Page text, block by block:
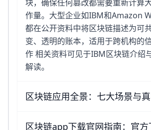
块，确保任何篡改都需要重新计算
作量。大型企业如IBM和Amazon
都在公开资料中将区块链描述为可
变、透明的账本，适用于跨机构的
作 相关资料可见于IBM区块链介绍
解读。
区块链应用全景：七大场景与
区块链app下载官网指南：官方